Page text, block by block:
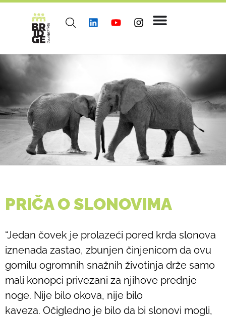
PRIČA O SLONOVIMA
“Jedan čovek je prolazeći pored krda slonova
iznenada zastao, zbunjen činjenicom da ovu
gomilu ogromnih snažnih životinja drže samo
mali konopci privezani za njihove prednje
noge. Nije bilo okova, nije bilo
kaveza. Očigledno je bilo da bi slonovi mogli,